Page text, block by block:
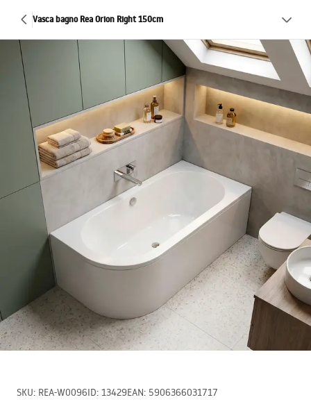
Vasca bagno Rea Orion Right 150cm
SKU: REA-W0096ID: 13429EAN: 5906366031717